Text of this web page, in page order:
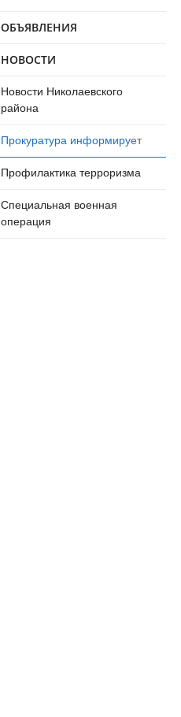
ОБЪЯВЛЕНИЯ
НОВОСТИ
Новости Николаевского
района
Прокуратура информирует
Профилактика терроризма
Специальная военная
операция